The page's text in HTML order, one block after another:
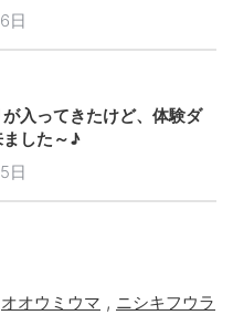
日
入ってきたけど、体験ダ
した～♪
日
オオウミウマ , ニシキフウラ